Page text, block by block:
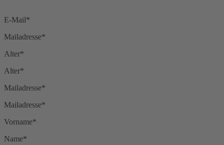
E-Mail*
Mailadresse*
Alter*
Alter*
Mailadresse*
Mailadresse*
Vorname*
Name*